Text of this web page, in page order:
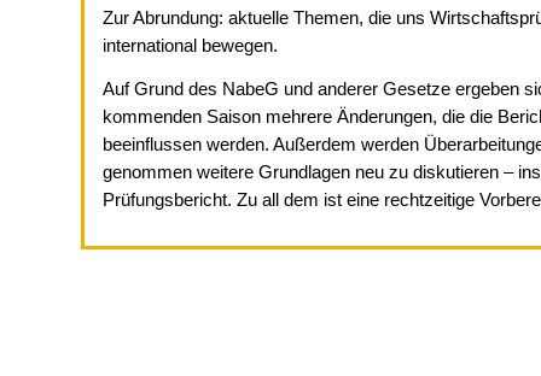
Zur Abrundung: aktuelle Themen, die uns
international bewegen.
Auf Grund des NabeG und anderer Gesetze ergeben
kommenden Saison mehrere Änderungen, die die
beeinflussen werden. Außerdem werden
genommen weitere Grundlagen neu zu diskutieren –
Prüfungsbericht. Zu all dem ist eine rechtzeitige